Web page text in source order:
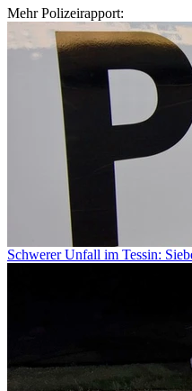
Mehr Polizeirapport:
Schwerer Unfall im Tessin: